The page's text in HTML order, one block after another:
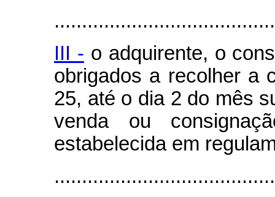
III - o adquirente, o
obrigados a recolher a
25, até o dia 2 do mês
venda ou
estabelecida em